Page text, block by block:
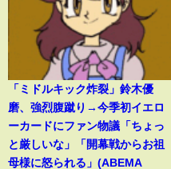
「ミドルキック炸裂」鈴木優
磨、強烈腹蹴り→今季初イエロ
ーカードにファン物議「ちょっ
と厳しいな」「開幕戦からお祖
母様に怒られる」(ABEMA